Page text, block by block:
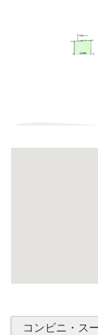
コンビニ・ス